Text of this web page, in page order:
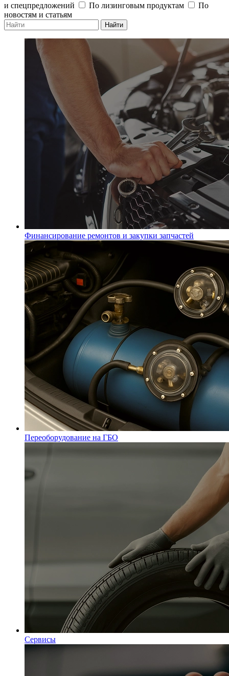
и спецпредложений
По лизинговым продуктам
По
новостям и статьям
Найти
Финансирование ремонтов и закупки запчастей
Переоборудование на ГБО
Сервисы